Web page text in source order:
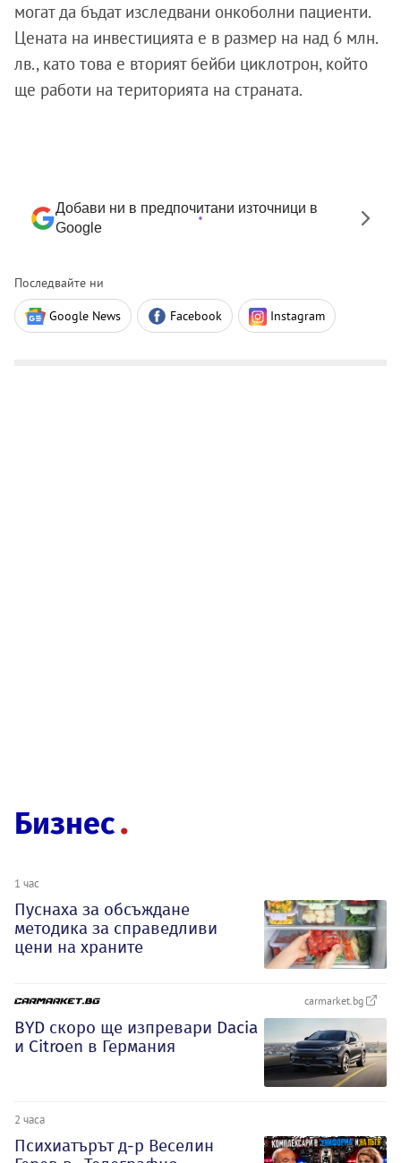
могат да бъдат изследвани онкоболни пациенти.
Цената на инвестицията е в размер на над 6 млн.
лв., като това е вторият бейби циклотрон, който
ще работи на територията на страната.
Добави ни в предпочитани източници в
Google
Последвайте ни
Google News Facebook Instagram
Бизнес
1 час
Пуснаха за обсъждане
методика за справедливи
цени на храните
carmarket.bg
BYD скоро ще изпревари Dacia
и Citroеn в Германия
2 часа
Психиатърът д-р Веселин